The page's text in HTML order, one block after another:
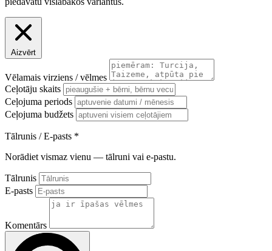
Aizvērt
Vēlamais virziens / vēlmes
Ceļotāju skaits
Ceļojuma periods
Ceļojuma budžets
Tālrunis / E-pasts *
Norādiet vismaz vienu — tālruni vai e-pastu.
Tālrunis
E-pasts
Komentārs